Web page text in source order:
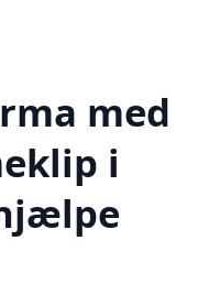
med
i